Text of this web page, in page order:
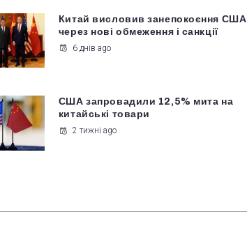
Китай висловив занепокоєння США
через нові обмеження і санкції
6 днів ago
США запровадили 12,5% мита на
китайські товари
2 тижні ago